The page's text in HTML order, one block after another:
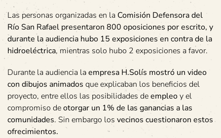
Las personas organizadas en la Comisión Defensora del
Río San Rafael presentaron 800 oposiciones por escrito, y
durante la audiencia hubo 15 exposiciones en contra de la
hidroeléctrica, mientras solo hubo 2 exposiciones a favor.
Durante la audiencia laempresa H.Solís mostró un video
con dibujos animados que explicaban los beneficios del
proyecto, entre ellos las posibilidades deempleoy el
compromiso deotorgar un 1% de las ganancias a las
comunidades. Sin embargo los vecinos cuestionaron estos
ofrecimientos.